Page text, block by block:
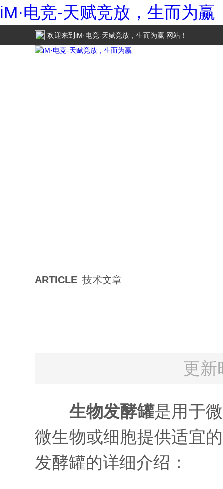
iM·电竞-天赋竞放，生而为赢
欢迎来到 iM·电竞-天赋竞放，生而为赢 网站！
ARTICLE 技术文章
更
生物发酵罐是用于
微生物或细胞提供适宜
发酵罐的详细介绍：